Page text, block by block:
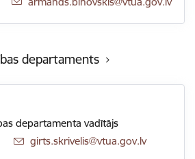
departaments
departamenta vadītājs
E-pasts:
girts.skrivelis@vtua.gov.lv